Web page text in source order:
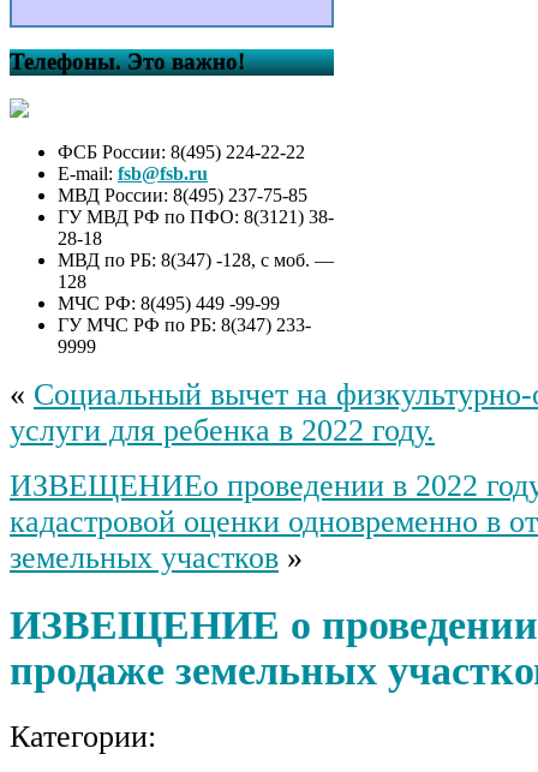
Телефоны. Это важно!
ФСБ России: 8(495) 224-22-22
E-mail: fsb@fsb.ru
МВД России: 8(495) 237-75-85
ГУ МВД РФ по ПФО: 8(3121) 38-
28-18
МВД по РБ: 8(347) -128, с моб. —
128
МЧС РФ: 8(495) 449 -99-99
ГУ МЧС РФ по РБ: 8(347) 233-
9999
« Социальный вычет на физкультурно-
услуги для ребенка в 2022 году.
ИЗВЕЩЕНИЕо проведении в 2022 году
кадастровой оценки одновременно в
земельных участков »
ИЗВЕЩЕНИЕ о проведении
продаже земельных
Категории: